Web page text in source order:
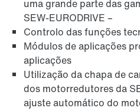
uma grande parte das
SEW-EURODRIVE –
Controlo das funções
Módulos de aplicações
aplicações
Utilização da chapa de
dos motorredutores da
ajuste automático do